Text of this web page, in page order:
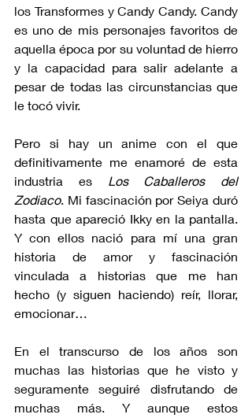
los Transformes y Candy Candy. Candy
es uno de mis personajes favoritos de
aquella época por su voluntad de hierro
y la capacidad para salir adelante a
pesar de todas las circunstancias que
le tocó vivir.
Pero si hay un anime con el que
definitivamente me enamoré de esta
industria es Los Caballeros del
Zodiaco. Mi fascinación por Seiya duró
hasta que apareció Ikky en la pantalla.
Y con ellos nació para mí una gran
historia de amor y fascinación
vinculada a historias que me han
hecho (y siguen haciendo) reír, llorar,
emocionar…
En el transcurso de los años son
muchas las historias que he visto y
seguramente seguiré disfrutando de
muchas más. Y aunque estos